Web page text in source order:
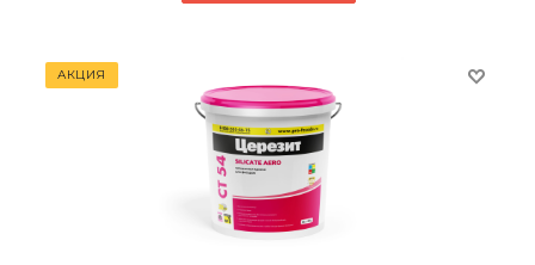
АКЦИЯ